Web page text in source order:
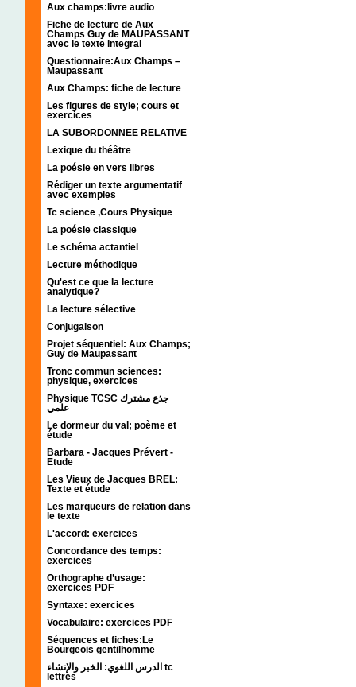
Aux champs:livre audio
Fiche de lecture de Aux
Champs Guy de MAUPASSANT
avec le texte integral
Questionnaire:Aux Champs –
Maupassant
Aux Champs: fiche de lecture
Les figures de style; cours et
exercices
LA SUBORDONNEE RELATIVE
Lexique du théâtre
La poésie en vers libres
Rédiger un texte argumentatif
avec exemples
Tc science ,Cours Physique
La poésie classique
Le schéma actantiel
Lecture méthodique
Qu'est ce que la lecture
analytique?
La lecture sélective
Conjugaison
Projet séquentiel: Aux Champs;
Guy de Maupassant
Tronc commun sciences:
physique, exercices
Physique TCSC جذع مشترك
علمي
Le dormeur du val; poème et
étude
Barbara - Jacques Prévert -
Etude
Les Vieux de Jacques BREL:
Texte et étude
Les marqueurs de relation dans
le texte
L'accord: exercices
Concordance des temps:
exercices
Orthographe d’usage:
exercices PDF
Syntaxe: exercices
Vocabulaire: exercices PDF
Séquences et fiches:Le
Bourgeois gentilhomme
الدرس اللغوي: الخبر والإنشاء tc
lettres